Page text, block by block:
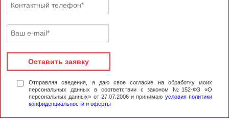
Оставить заявку
Отправляя сведения, я даю свое согласие на обработку моих
персональных данных в соответствии с законом №152-ФЗ «О
персональных данных» от 27.07.2006 и принимаю условия политики
конфиденциальности и оферты